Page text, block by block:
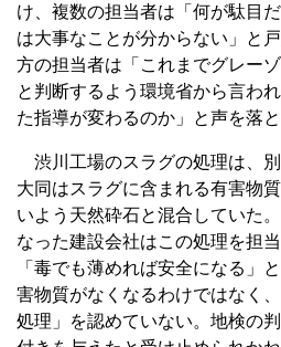
け、複数の担当者は「何が駄目
は大事なことが分からない」と
方の担当者は「これまでグレー
と判断するよう環境省から言わ
た指導が変わるのか」と声を落と
渋川工場のスラグの処理は、別
大同はスラグに含まれる有害物
いよう天然砕石と混合していた
なった建設会社はこの処理を担
「毒でも薄めれば安全になる」
害物質がなくなるわけではなく
処理」を認めていない。地検の